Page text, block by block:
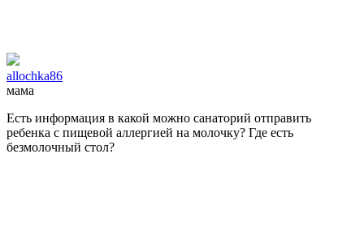
allochka86
мама
Есть информация в какой можно санаторий отправить
ребенка с пищевой аллергией на молочку? Где есть
безмолочный стол?